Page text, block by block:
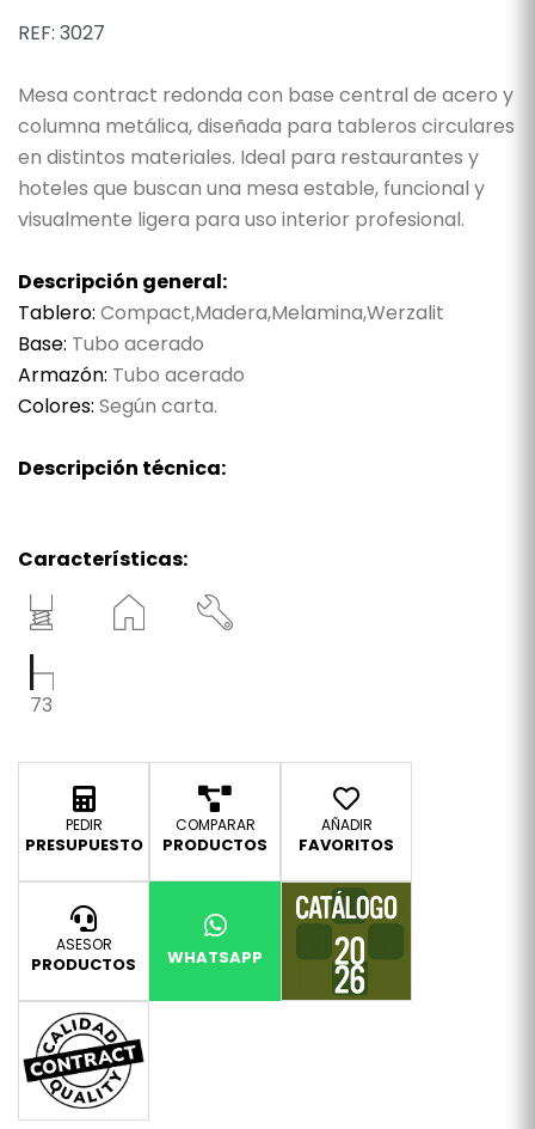
REF: 3027
Mesa contract redonda con base central de acero y
columna metálica, diseñada para tableros circulares
en distintos materiales. Ideal para restaurantes y
hoteles que buscan una mesa estable, funcional y
visualmente ligera para uso interior profesional.
Descripción general:
Tablero: Compact,Madera,Melamina,Werzalit
Base: Tubo acerado
Armazón: Tubo acerado
Colores: Según carta.
Descripción técnica:
Características:
73
PEDIR
PRESUPUESTO
COMPARAR
PRODUCTOS
AÑADIR
FAVORITOS
ASESOR
PRODUCTOS WHATSAPP